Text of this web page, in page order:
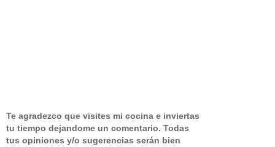
Te agradezco que visites mi cocina e inviertas
tu tiempo dejandome un comentario. Todas
tus opiniones y/o sugerencias serán bien